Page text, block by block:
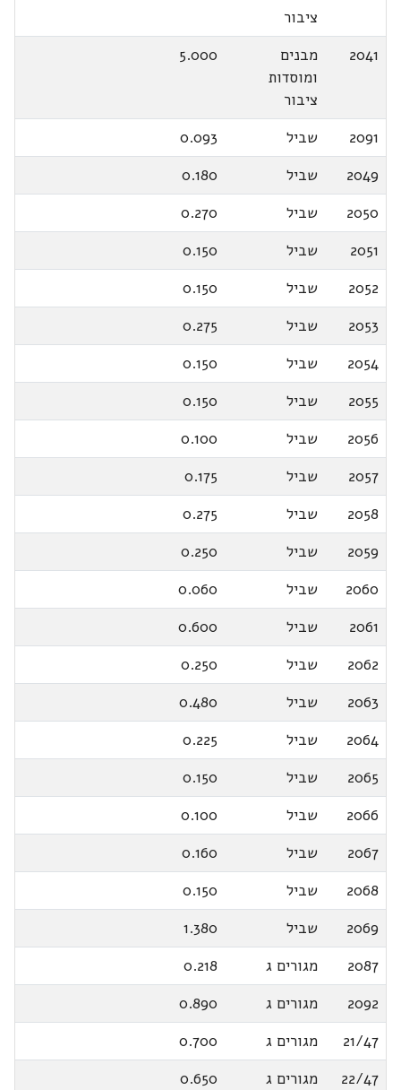
ציבור
2041
מבנים
ומוסדות
ציבור
5.000
2091 שביל
0.093
2049
שביל
0.180
2050
שביל
0.270
2051
שביל
0.150
2052
שביל
0.150
2053
שביל
0.275
2054
שביל
0.150
2055
שביל
0.150
2056
שביל
0.100
2057
שביל
0.175
2058
שביל
0.275
2059
שביל
0.250
2060
שביל
0.060
2061
שביל
0.600
2062
שביל
0.250
2063
שביל
0.480
2064
שביל
0.225
2065
שביל
0.150
2066
שביל
0.100
2067
שביל
0.160
2068
שביל
0.150
2069
שביל
1.380
2087
מגורים ג
0.218
2092
מגורים ג
0.890
21/47
מגורים ג
0.700
22/47
מגורים ג
0.650